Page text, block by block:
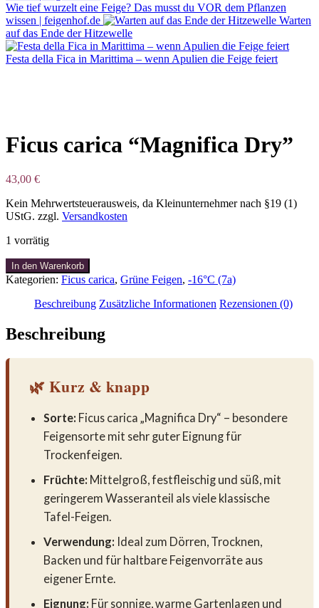
Wie tief wurzelt eine Feige? Das musst du VOR dem Pflanzen
wissen | feigenhof.de
Warten
auf das Ende der Hitzewelle
Festa della Fica in Marittima – wenn Apulien die Feige feiert
Ficus carica “Magnifica Dry”
43,00 €
Kein Mehrwertsteuerausweis, da Kleinunternehmer nach §19 (1)
UStG. zzgl. Versandkosten
1 vorrätig
Ficus
carica
“Magnifica
In den Warenkorb
Kategorien: Ficus carica, Grüne Feigen, -16°C (7a)
Beschreibung Zusätzliche Informationen Rezensionen (0)
Beschreibung
🌿 Kurz & knapp
Sorte: Ficus carica „Magnifica Dry“ – besondere
Feigensorte mit sehr guter Eignung für
Trockenfeigen.
Früchte: Mittelgroß, festfleischig und süß, mit
geringerem Wasseranteil als viele klassische
Tafel-Feigen.
Verwendung: Ideal zum Dörren, Trocknen,
Backen und für haltbare Feigenvorräte aus
eigener Ernte.
Eignung: Für sonnige, warme Gartenlagen und